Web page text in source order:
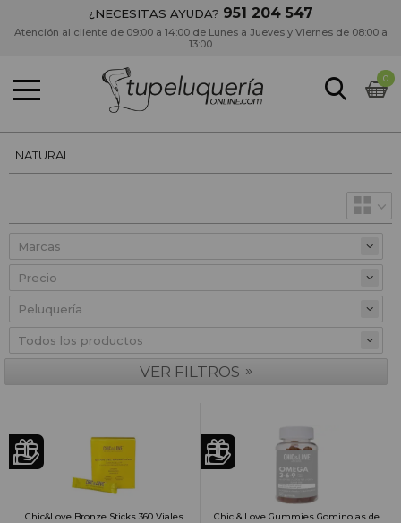
¿NECESITAS AYUDA? 951 204 547
Atención al cliente de 09:00 a 14:00 de Lunes a Jueves y Viernes de 08:00 a
13:00
0
NATURAL
Precio
VER FILTROS »
Chic&Love Bronze Sticks 360 Viales
Chic & Love Gummies Gominolas de